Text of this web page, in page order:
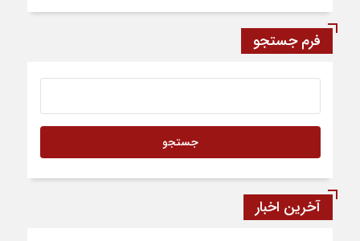
فرم جستجو
آخرین اخبار